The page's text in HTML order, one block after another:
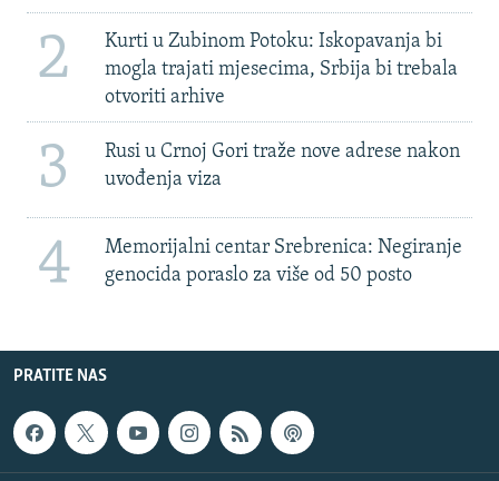
2
Kurti u Zubinom Potoku: Iskopavanja bi
mogla trajati mjesecima, Srbija bi trebala
otvoriti arhive
3
Rusi u Crnoj Gori traže nove adrese nakon
uvođenja viza
4
Memorijalni centar Srebrenica: Negiranje
genocida poraslo za više od 50 posto
PRATITE NAS